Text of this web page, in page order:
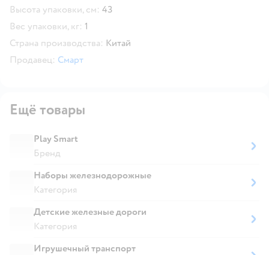
Высота упаковки, см: 43
Вес упаковки, кг: 1
Страна производства: Китай
Продавец: Смарт
Ещё товары
Play Smart
Бренд
Наборы железнодорожные
Категория
Детские железные дороги
Категория
Игрушечный транспорт